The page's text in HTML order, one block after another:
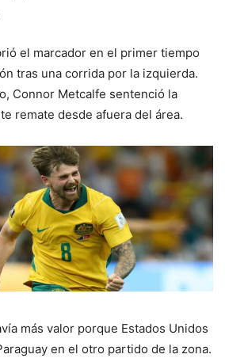
el marcador en el primer tiempo
tras una corrida por la izquierda.
Connor Metcalfe sentenció la
remate desde afuera del área.
más valor porque Estados Unidos
en el otro partido de la zona.